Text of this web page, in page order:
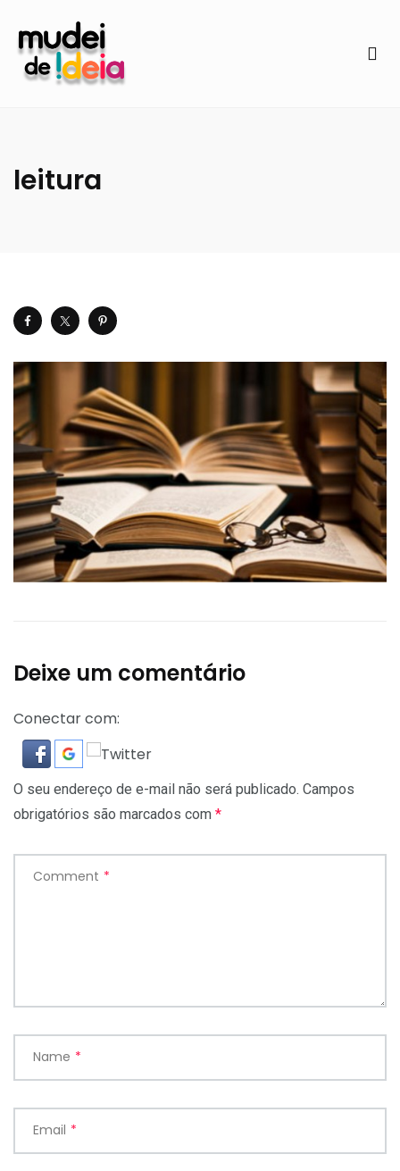
leitura
Deixe um comentário
Conectar com:
O seu endereço de e-mail não será publicado. Campos
obrigatórios são marcados com *
Comment *
Name *
Email *